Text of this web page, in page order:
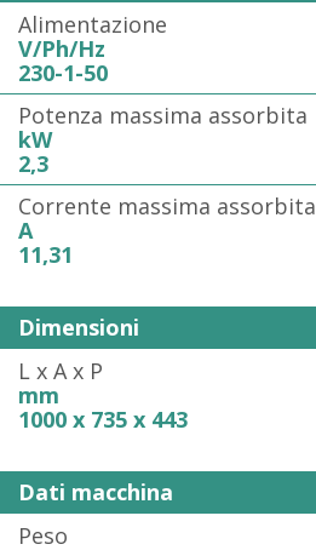
Alimentazione
V/Ph/Hz
230-1-50
Potenza massima assorbita
kW
2,3
Corrente massima assorbita
A
11,31
Dimensioni
L x A x P
mm
1000 x 735 x 443
Dati macchina
Peso